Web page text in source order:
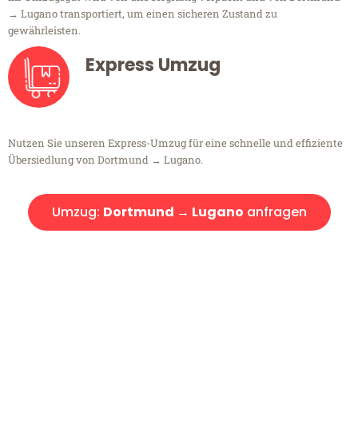
→ Lugano transportiert, um einen sicheren Zustand zu
gewährleisten.
Express Umzug
Nutzen Sie unseren Express-Umzug für eine schnelle und effiziente
Übersiedlung von Dortmund → Lugano.
Umzug: Dortmund → Lugano anfragen